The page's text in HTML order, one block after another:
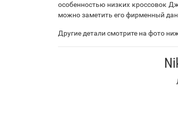
особенностью низких кроссовок
можно заметить его фирменный
Другие детали смотрите на фото